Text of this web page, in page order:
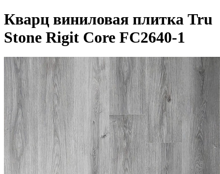
Кварц виниловая плитка Tru
Stone Rigit Core FC2640-1